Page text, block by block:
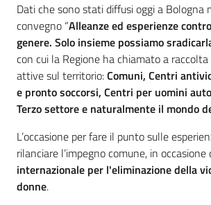
Dati che sono stati diffusi oggi a Bologna
convegno “Alleanze ed esperienze
genere. Solo insieme possiamo
con cui la Regione ha chiamato a
attive sul territorio:Comuni, Centri
e pronto soccorsi, Centri per uomini
Terzo settore e naturalmente il mondo
L’occasione per fare il punto sulle
rilanciare l’impegno comune, in occasione
internazionale per l'eliminazione della
donne.